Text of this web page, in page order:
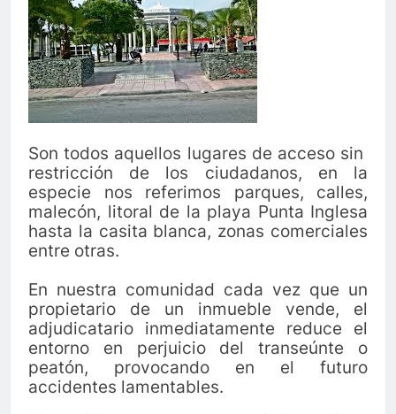
Son todos aquellos lugares de acceso sin
restricción de los ciudadanos, en la
especie nos referimos parques, calles,
malecón, litoral de la playa Punta Inglesa
hasta la casita blanca, zonas comerciales
entre otras.
En nuestra comunidad cada vez que un
propietario de un inmueble vende, el
adjudicatario inmediatamente reduce el
entorno en perjuicio del transeúnte o
peatón, provocando en el futuro
accidentes lamentables.